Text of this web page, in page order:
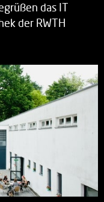
das IT
der RWTH